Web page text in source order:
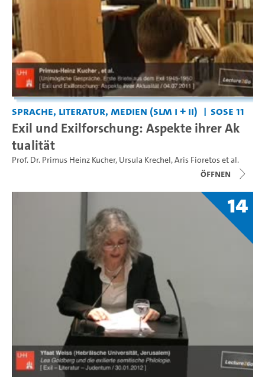
Sprache, Literatur, Medien (SLM I + II) SoSe 11
Exil und Exilforschung: Aspekte ihrer Ak
tualität
Prof. Dr. Primus Heinz Kucher, Ursula Krechel,Aris Fioretoset al.
Öffnen
14